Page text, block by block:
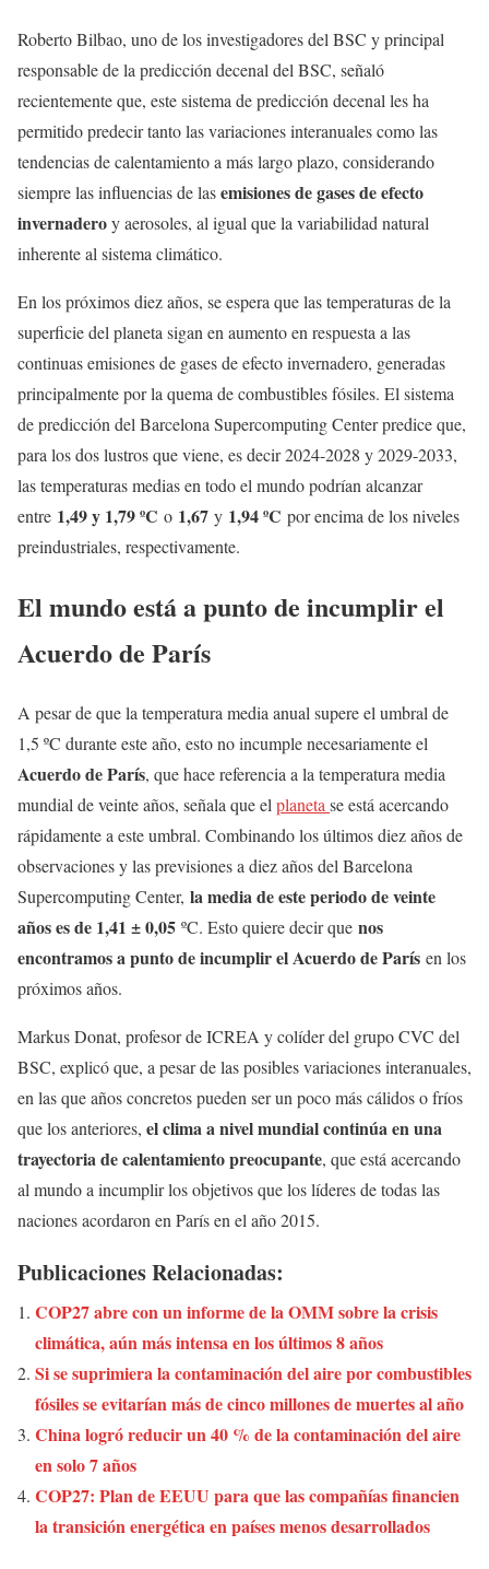
Roberto Bilbao, uno de los investigadores del BSC y principal
responsable de la predicción decenal del BSC, señaló
recientemente que, este sistema de predicción decenal les ha
permitido predecir tanto las variaciones interanuales como las
tendencias de calentamiento a más largo plazo, considerando
siempre las influencias de lasemisiones de gases de efecto
invernaderoy aerosoles, al igual que la variabilidad natural
inherente al sistema climático.
En los próximos diez años, se espera que las temperaturas de la
superficie del planeta sigan en aumento en respuesta a las
continuas emisiones de gases de efecto invernadero, generadas
principalmente por la quema de combustibles fósiles. El sistema
de predicción del Barcelona Supercomputing Center predice que,
para los dos lustros que viene, es decir 2024-2028 y 2029-2033,
las temperaturas medias en todo el mundo podrían alcanzar
entre 1,49 y 1,79 ºC o 1,67 y 1,94 ºC por encima de los niveles
preindustriales, respectivamente.
El mundo está a punto de incumplir el
Acuerdo de París
A pesar de que la temperatura media anual supere el umbral de
1,5 ºC durante este año, esto no incumple necesariamente el
Acuerdo de París, que hace referencia a la temperatura media
mundial de veinte años, señala que el planeta se está acercando
rápidamente a este umbral. Combinando los últimos diez años de
observaciones y las previsiones a diez años del Barcelona
Supercomputing Center, la media de este periodo de veinte
años es de 1,41 ± 0,05 ºC. Esto quiere decir que nos
encontramos a punto de incumplir el Acuerdo de París en los
próximos años.
Markus Donat, profesor de ICREA y colíder del grupo CVC del
BSC, explicó que, a pesar de las posibles variaciones interanuales,
en las que años concretos pueden ser un poco más cálidos o fríos
que los anteriores, el clima a nivel mundial continúa en una
trayectoria de calentamiento preocupante, que está acercando
al mundo a incumplir los objetivos que los líderes de todas las
naciones acordaron en París en el año 2015.
Publicaciones Relacionadas:
COP27 abre con un informe de la OMM sobre la crisis
climática, aún más intensa en los últimos 8 años
Si se suprimiera la contaminación del aire por combustibles
fósiles se evitarían más de cinco millones de muertes al año
China logró reducir un 40 % de la contaminación del aire
en solo 7 años
COP27: Plan de EEUU para que las compañías financien
la transición energética en países menos desarrollados